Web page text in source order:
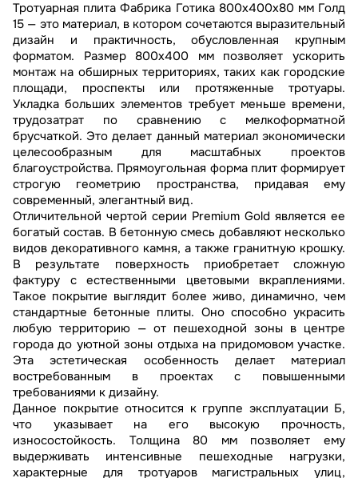
Тротуарная плита Фабрика Готика 800х400х80 мм Голд
15 — это материал, в котором сочетаются выразительный
дизайн и практичность, обусловленная крупным
форматом. Размер 800х400 мм позволяет ускорить
монтаж на обширных территориях, таких как городские
площади, проспекты или протяженные тротуары.
Укладка больших элементов требует меньше времени,
трудозатрат по сравнению с мелкоформатной
брусчаткой. Это делает данный материал экономически
целесообразным для масштабных проектов
благоустройства. Прямоугольная форма плит формирует
строгую геометрию пространства, придавая ему
современный, элегантный вид.
Отличительной чертой серии Premium Gold является ее
богатый состав. В бетонную смесь добавляют несколько
видов декоративного камня, а также гранитную крошку.
В результате поверхность приобретает сложную
фактуру с естественными цветовыми вкраплениями.
Такое покрытие выглядит более живо, динамично, чем
стандартные бетонные плиты. Оно способно украсить
любую территорию — от пешеходной зоны в центре
города до уютной зоны отдыха на придомовом участке.
Эта эстетическая особенность делает материал
востребованным в проектах с повышенными
требованиями к дизайну.
Данное покрытие относится к группе эксплуатации Б,
что указывает на его высокую прочность,
износостойкость. Толщина 80 мм позволяет ему
выдерживать интенсивные пешеходные нагрузки,
характерные для тротуаров магистральных улиц,